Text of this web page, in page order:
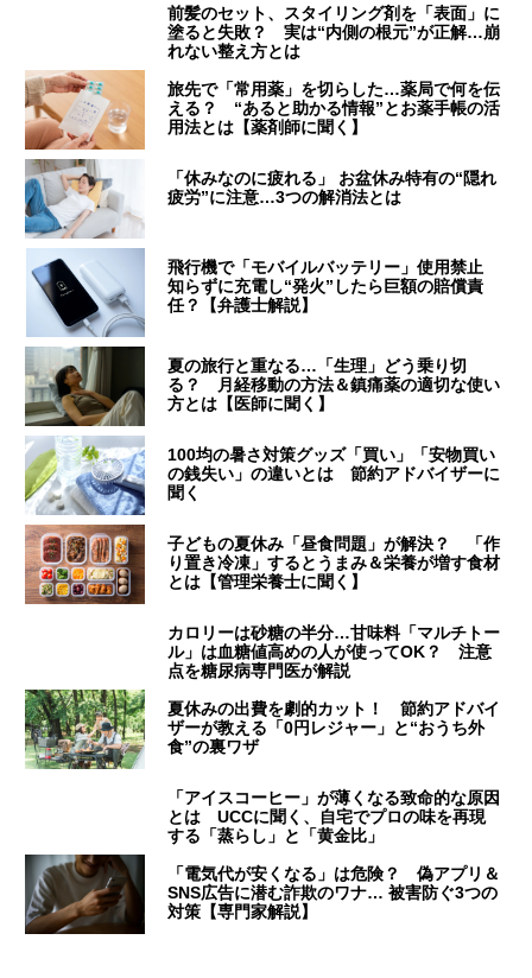
前髪のセット、スタイリング剤を「表面」に
塗ると失敗？ 実は“内側の根元”が正解…崩
れない整え方とは
旅先で「常用薬」を切らした…薬局で何を伝
える？ “あると助かる情報”とお薬手帳の活
用法とは【薬剤師に聞く】
「休みなのに疲れる」 お盆休み特有の“隠れ
疲労”に注意…3つの解消法とは
飛行機で「モバイルバッテリー」使用禁止
知らずに充電し“発火”したら巨額の賠償責
任？【弁護士解説】
夏の旅行と重なる…「生理」どう乗り切
る？ 月経移動の方法＆鎮痛薬の適切な使い
方とは【医師に聞く】
100均の暑さ対策グッズ「買い」「安物買い
の銭失い」の違いとは 節約アドバイザーに
聞く
子どもの夏休み「昼食問題」が解決？ 「作
り置き冷凍」するとうまみ＆栄養が増す食材
とは【管理栄養士に聞く】
カロリーは砂糖の半分…甘味料「マルチトー
ル」は血糖値高めの人が使ってOK？ 注意
点を糖尿病専門医が解説
夏休みの出費を劇的カット！ 節約アドバイ
ザーが教える「0円レジャー」と“おうち外
食”の裏ワザ
「アイスコーヒー」が薄くなる致命的な原因
とは UCCに聞く、自宅でプロの味を再現
する「蒸らし」と「黄金比」
「電気代が安くなる」は危険？ 偽アプリ＆
SNS広告に潜む詐欺のワナ… 被害防ぐ3つの
対策【専門家解説】